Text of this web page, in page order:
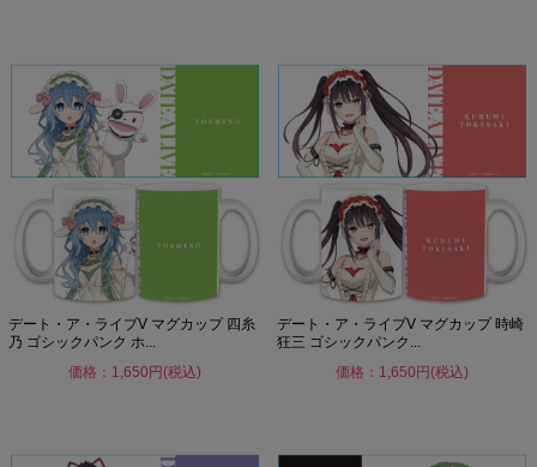
デート・ア・ライブV マグカップ 四糸
乃 ゴシックパンク ホ...
価格：1,650円(税込)
デート・ア・ライブV マグカップ 時崎
狂三 ゴシックパンク...
価格：1,650円(税込)